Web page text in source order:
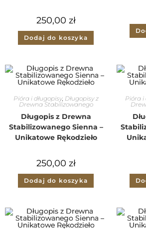
250,00 zł
Dodaj do koszyka
Pióra i długopisy, Długopisy z
Drewna Stabilizowanego
Długopis z Drewna
Stabilizowanego Sienna –
Unikatowe Rękodzieło
250,00 zł
Dodaj do koszyka
Pióra i